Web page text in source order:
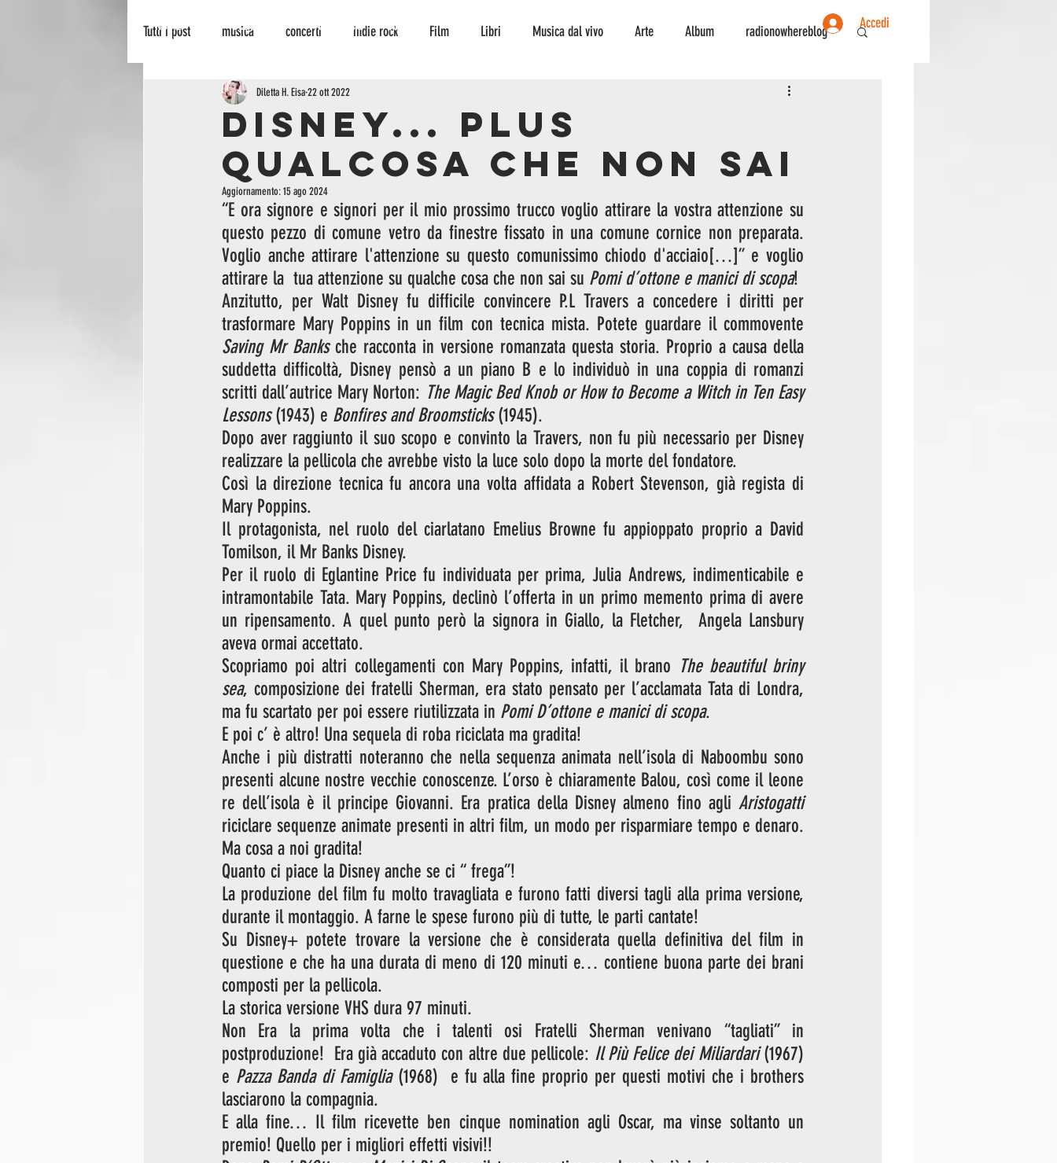
HOME BLOG PALINSESTO CONTATTI Accedi
Tutti i post musica concerti indie rock Film Libri Musica dal vivo Arte Album radionowhereblog
recensione radionowhere Interviste Sociologia
arte biografie escursionismo Musica jazz jazz
DISNEY... PLUS
QUALCOSA CHE NON SAI
Diletta H. Eisa22 ott 2022
Aggiornamento:15 ago 2024
“E ora signore e signori per il mio prossimo trucco voglio attirare la vostra attenzione su
questo pezzo di comune vetro da finestre fissato in una comune cornice non preparata.
Voglio anche attirare l'attenzione su questo comunissimo chiodo d'acciaio[…]” e voglio
attirare la  tua attenzione su qualche cosa che non sai su Pomi d’ottone e manici di scopa!
Anzitutto, per Walt Disney fu difficile convincere P.L Travers a concedere i diritti per
Saving Mr Banks che racconta in versione romanzata questa storia. Proprio a causa della
suddetta difficoltà, Disney pensò a un piano B e lo individuò in una coppia di romanzi
scritti dall’autrice Mary Norton: The Magic Bed Knob or How to Become a Witch in Ten Easy
Lessons (1943) e Bonfires and Broomsticks (1945).
Dopo aver raggiunto il suo scopo e convinto la Travers, non fu più necessario per Disney
realizzare la pellicola che avrebbe visto la luce solo dopo la morte del fondatore.
Così la direzione tecnica fu ancora una volta affidata a Robert Stevenson, già regista di
Mary Poppins.
Il protagonista, nel ruolo del ciarlatano Emelius Browne fu appioppato proprio a David
Tomilson, il Mr Banks Disney.
Per il ruolo di Eglantine Price fu individuata per prima, Julia Andrews, indimenticabile e
intramontabile Tata. Mary Poppins, declinò l’offerta in un primo memento prima di avere
un ripensamento. A quel punto però la signora in Giallo, la Fletcher,  Angela Lansbury
aveva ormai accettato.
Scopriamo poi altri collegamenti con Mary Poppins, infatti, il brano The beautiful briny
sea, composizione dei fratelli Sherman, era stato pensato per l’acclamata Tata di Londra,
ma fu scartato per poi essere riutilizzata in Pomi D’ottone e manici di scopa.
E poi c’ è altro! Una sequela di roba riciclata ma gradita!
Anche i più distratti noteranno che nella sequenza animata nell’isola di Naboombu sono
presenti alcune nostre vecchie conoscenze. L’orso è chiaramente Balou, così come il leone
re dell’isola è il principe Giovanni. Era pratica della Disney almeno fino agli Aristogatti
riciclare sequenze animate presenti in altri film, un modo per risparmiare tempo e denaro.
Ma cosa a noi gradita!
Quanto ci piace la Disney anche se ci “ frega”!
La produzione del film fu molto travagliata e furono fatti diversi tagli alla prima versione,
durante il montaggio. A farne le spese furono più di tutte, le parti cantate!
Su Disney+ potete trovare la versione che è considerata quella definitiva del film in
questione e che ha una durata di meno di 120 minuti e… contiene buona parte dei brani
composti per la pellicola.
La storica versione VHS dura 97 minuti.
Non Era la prima volta che i talenti osi Fratelli Sherman venivano “tagliati” in
postproduzione!  Era già accaduto con altre due pellicole: Il Più Felice dei Miliardari (1967)
e Pazza Banda di Famiglia (1968)  e fu alla fine proprio per questi motivi che i brothers
lasciarono la compagnia.
E alla fine… Il film ricevette ben cinque nomination agli Oscar, ma vinse soltanto un
premio! Quello per i migliori effetti visivi!!